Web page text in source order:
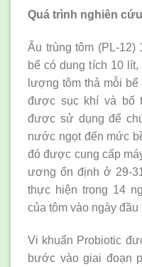
Quá trình nghiên cứu
Ấu trùng tôm (PL-
bể có dung tích 10
lượng tôm thả mỗi
được sục khí và bố
được sử dụng để
nước ngọt đến mức
đó được cung cấp
ương ổn định ở 29-
thực hiện trong 14
của tôm vào ngày
Vi khuẩn Probiotic
bước vào giai đoạn